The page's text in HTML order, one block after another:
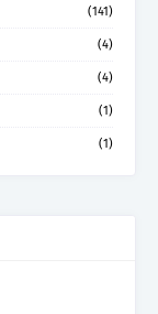
(141)
(4)
(4)
(1)
(1)